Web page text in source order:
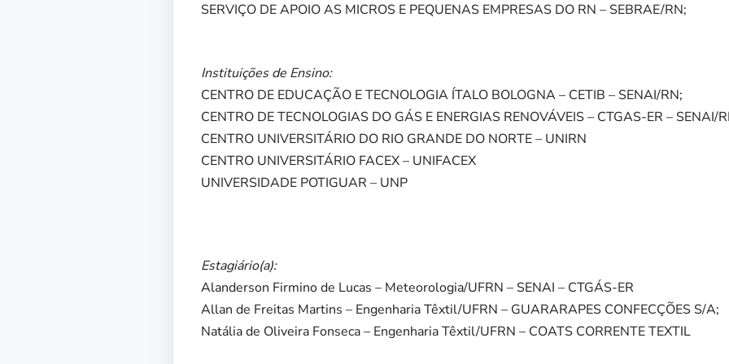
SERVIÇO DE APOIO AS MICROS E PEQUENAS EMPRESAS DO RN – SEBRAE/RN;
Instituições de Ensino:
CENTRO DE EDUCAÇÃO E TECNOLOGIA ÍTALO BOLOGNA – CETIB – SENAI/RN;
CENTRO DE TECNOLOGIAS DO GÁS E ENERGIAS RENOVÁVEIS – CTGAS-ER – SENAI/
CENTRO UNIVERSITÁRIO DO RIO GRANDE DO NORTE – UNIRN
CENTRO UNIVERSITÁRIO FACEX – UNIFACEX
UNIVERSIDADE POTIGUAR – UNP
Estagiário(a):
Alanderson Firmino de Lucas – Meteorologia/UFRN – SENAI – CTGÁS-ER
Allan de Freitas Martins – Engenharia Têxtil/UFRN – GUARARAPES CONFECÇÕES S/A;
Natália de Oliveira Fonseca – Engenharia Têxtil/UFRN – COATS CORRENTE TEXTIL